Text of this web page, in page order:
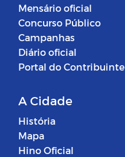
Mensário oficial
Concurso Público
Campanhas
Diário oficial
Portal do Contribuinte
A Cidade
História
Mapa
Hino Oficial